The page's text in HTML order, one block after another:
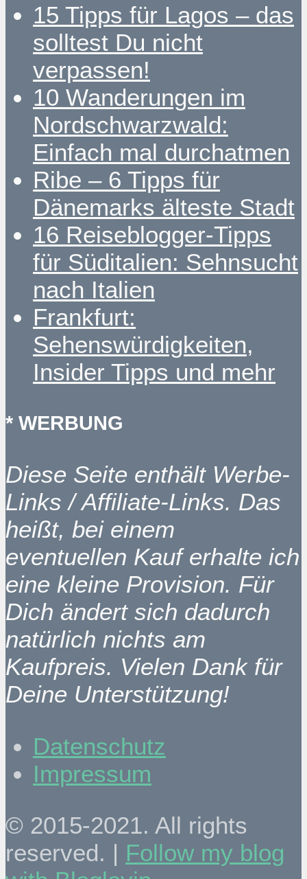
15 Tipps für Lagos – das
solltest Du nicht
verpassen!
10 Wanderungen im
Nordschwarzwald:
Einfach mal durchatmen
Ribe – 6 Tipps für
Dänemarks älteste Stadt
16 Reiseblogger-Tipps
für Süditalien: Sehnsucht
nach Italien
Frankfurt:
Sehenswürdigkeiten,
Insider Tipps und mehr
* WERBUNG
Diese Seite enthält Werbe-
Links / Affiliate-Links. Das
heißt, bei einem
eventuellen Kauf erhalte ich
eine kleine Provision. Für
Dich ändert sich dadurch
natürlich nichts am
Kaufpreis. Vielen Dank für
Deine Unterstützung!
Datenschutz
Impressum
© 2015-2021. All rights
reserved. | Follow my blog